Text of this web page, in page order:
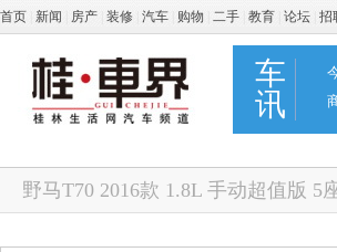
首页 新闻 房产 装修 汽车 购物 二手 教育 论坛 招
车
讯
野马T70 2016款 1.8L 手动超值版 5